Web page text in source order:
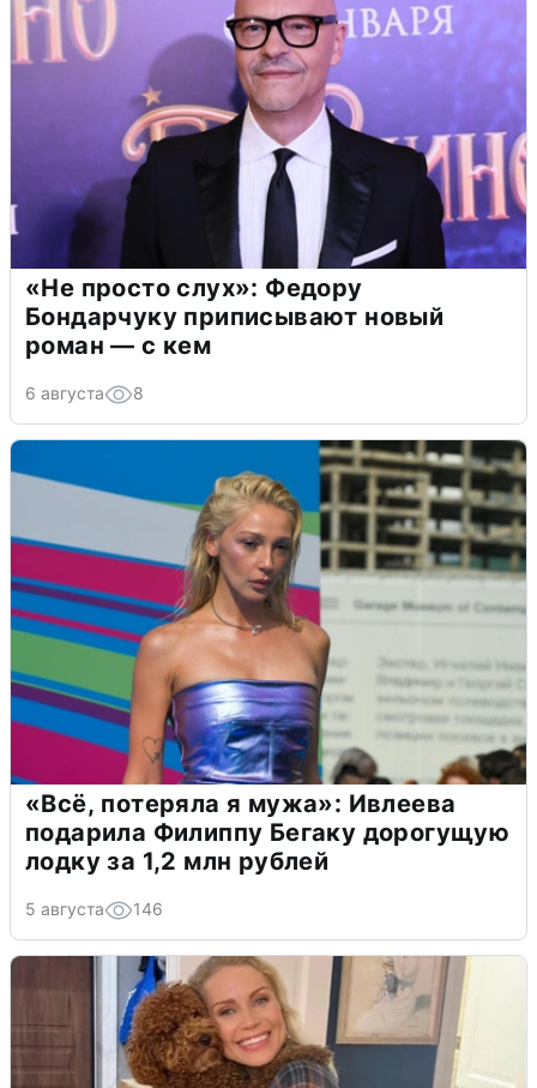
«Не просто слух»: Федору
Бондарчуку приписывают новый
роман — с кем
6 августа 8
«Всё, потеряла я мужа»: Ивлеева
подарила Филиппу Бегаку дорогущую
лодку за 1,2 млн рублей
5 августа 146